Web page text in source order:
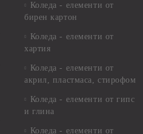
Коледа - елементи от
бирен картон
Коледа - елементи от
хартия
Коледа - елементи от
акрил, пластмаса, стирофом
Коледа - елементи от гипс
и глина
Коледа - елементи от